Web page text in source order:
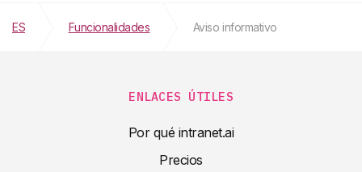
ES Funcionalidades Aviso informativo
ENLACES ÚTILES
Por qué intranet.ai
Precios